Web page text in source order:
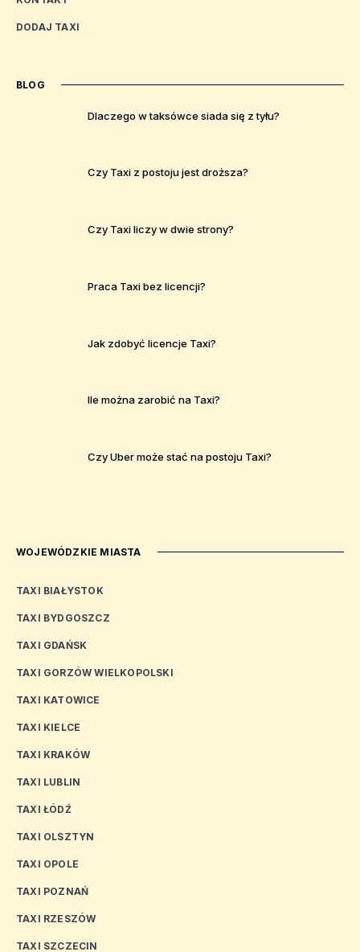
DODAJ TAXI
BLOG
Dlaczego w taksówce siada się z tyłu?
Czy Taxi z postoju jest droższa?
Czy Taxi liczy w dwie strony?
Praca Taxi bez licencji?
Jak zdobyć licencje Taxi?
Ile można zarobić na Taxi?
Czy Uber może stać na postoju Taxi?
WOJEWÓDZKIE MIASTA
TAXI BIAŁYSTOK
TAXI BYDGOSZCZ
TAXI GDAŃSK
TAXI GORZÓW WIELKOPOLSKI
TAXI KATOWICE
TAXI KIELCE
TAXI KRAKÓW
TAXI LUBLIN
TAXI ŁÓDŹ
TAXI OLSZTYN
TAXI OPOLE
TAXI POZNAŃ
TAXI RZESZÓW
TAXI SZCZECIN